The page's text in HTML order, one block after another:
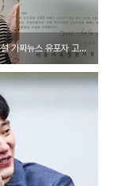
팝핀현준, 불륜설 가짜뉴스 유포자 고소 "명예훼손, 선처없다"